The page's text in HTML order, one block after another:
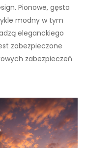
Pionowe, gęsto
modny w tym
eleganckiego
zabezpieczone
zabezpieczeń